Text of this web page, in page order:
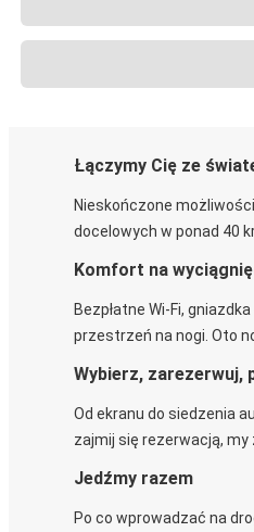
Łączymy Cię ze
Nieskończone
docelowych w ponad 40
Komfort na
Bezpłatne Wi-Fi,
przestrzeń na nogi. Oto
Wybierz, zarezerwuj,
Od ekranu do siedzenia
zajmij się rezerwacją, my
Jedźmy razem
Po co wprowadzać na